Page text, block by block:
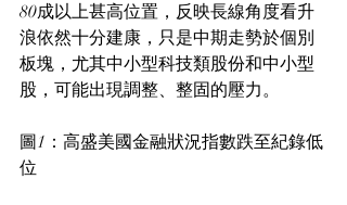
80成以上甚高位置，反映長線角度看升
浪依然十分建康，只是中期走勢於個別
板塊，尤其中小型科技類股份和中小型
股，可能出現調整、整固的壓力。
圖1：高盛美國金融狀況指數跌至紀錄低
位